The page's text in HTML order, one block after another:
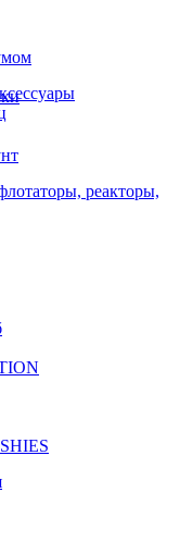
реакторы,